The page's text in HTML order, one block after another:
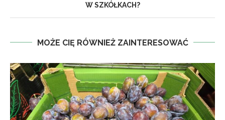
W SZKÓŁKACH?
MOŻE CIĘ RÓWNIEŻ ZAINTERESOWAĆ